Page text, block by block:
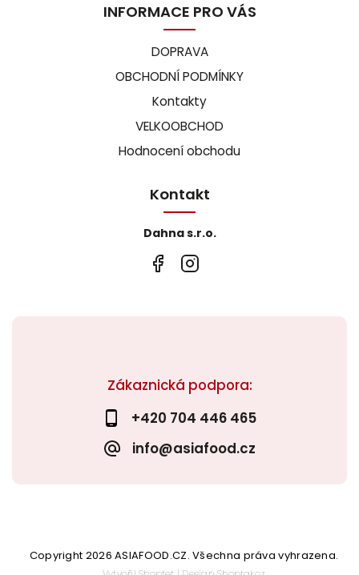
Zákaznická podpora:
+420 704 446 465
info@asiafood.cz
INFORMACE PRO VÁS
DOPRAVA
OBCHODNÍ PODMÍNKY
Kontakty
VELKOOBCHOD
Hodnocení obchodu
Kontakt
Dahna s.r.o.
Copyright 2026ASIAFOOD.CZ. Všechna práva vyhrazena.